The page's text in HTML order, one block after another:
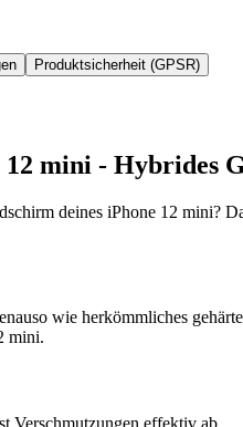
Produktsicherheit (GPSR)
mini - Hybrides
deines iPhone 12 mini?
wie herkömmliches
mini.
Verschmutzungen effektiv ab